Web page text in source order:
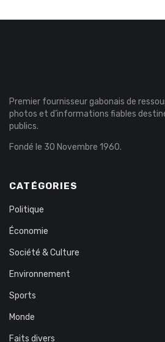
Premier fournisseur gabonais de
photos et d’informations fiables
publics.
Fondé le 30 Novembre 1960.
CATÉGORIES
Politique
Économie
Société & Culture
Environnement
Sports
Monde
Faits divers